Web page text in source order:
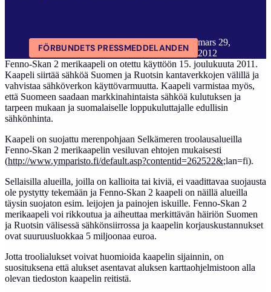
FÖRBUNDETS PRESSMEDDELANDEN
mars 29,
2012
Fenno-Skan 2 merikaapeli on otettu käyttöön 15. joulukuuta 2011.
Kaapeli siirtää sähköä Suomen ja Ruotsin kantaverkkojen välillä ja
vahvistaa sähköverkon käyttövarmuutta. Kaapeli varmistaa myös,
että Suomeen saadaan markkinahintaista sähköä kulutuksen ja
tarpeen mukaan ja suomalaiselle loppukuluttajalle edullisin
sähkönhinta.
Kaapeli on suojattu merenpohjaan Selkämeren troolausalueilla
Fenno-Skan 2 merikaapelin vesiluvan ehtojen mukaisesti
(http://www.ymparisto.fi/default.asp?contentid=262522&;lan=fi).
Sellaisilla alueilla, joilla on kallioita tai kiviä, ei vaadittavaa suojausta
ole pystytty tekemään ja Fenno-Skan 2 kaapeli on näillä alueilla
täysin suojaton esim. leijojen ja painojen iskuille. Fenno-Skan 2
merikaapeli voi rikkoutua ja aiheuttaa merkittävän häiriön Suomen
ja Ruotsin välisessä sähkönsiirrossa ja kaapelin korjauskustannukset
ovat suuruusluokkaa 5 miljoonaa euroa.
Jotta troolialukset voivat huomioida kaapelin sijainnin, on
suosituksena että alukset asentavat aluksen karttaohjelmistoon alla
olevan tiedoston kaapelin reitistä.